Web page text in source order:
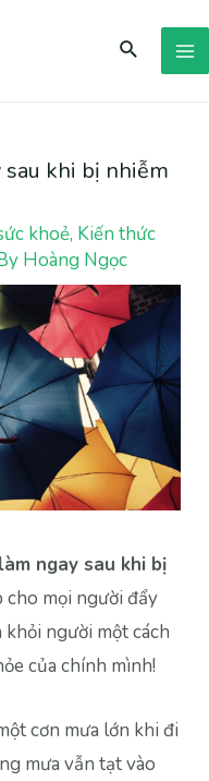
Search
khi bị nhiễm
khoẻ, Kiến thức
Hoàng Ngọc
ngay sau khi bị
cho mọi người đẩy
người một cách
của chính mình!
cơn mưa lớn khi đi
mưa vẫn tạt vào